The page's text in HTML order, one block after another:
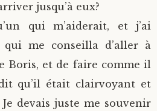
jusqu’à eux?
qui m’aiderait, et j’ai
me conseilla d’aller à
Boris, et de faire comme il
qu’il était clairvoyant et
devais juste me souvenir